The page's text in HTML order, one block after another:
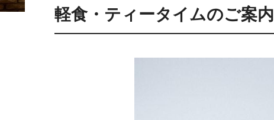
軽食・ティータイムのご案内